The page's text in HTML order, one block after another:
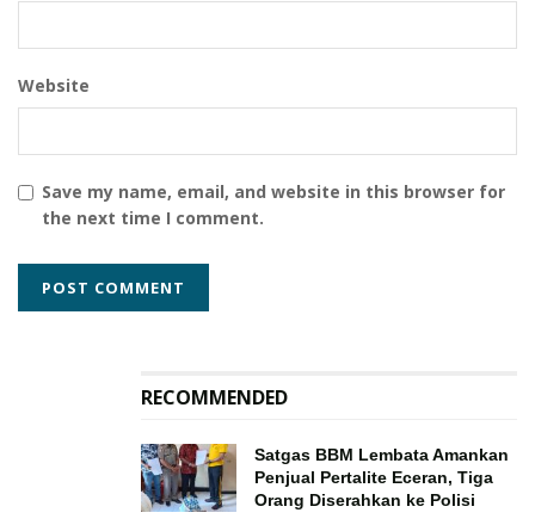
Website
Save my name, email, and website in this browser for
the next time I comment.
RECOMMENDED
Satgas BBM Lembata Amankan
Penjual Pertalite Eceran, Tiga
Orang Diserahkan ke Polisi